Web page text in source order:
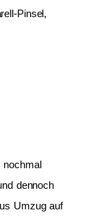
Pinsel,
nochmal
dennoch
Umzug auf